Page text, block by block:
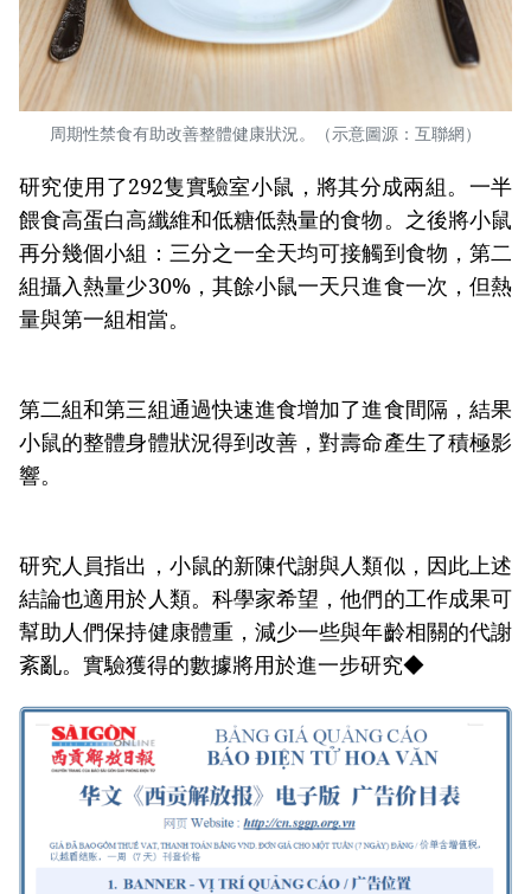
周期性禁食有助改善整體健康狀況。（示意圖源：互聯網）
研究使用了292隻實驗室小鼠，將其分成兩組。一半
餵食高蛋白高纖維和低糖低熱量的食物。之後將小鼠
再分幾個小組：三分之一全天均可接觸到食物，第二
組攝入熱量少30%，其餘小鼠一天只進食一次，但熱
量與第一組相當。
第二組和第三組通過快速進食增加了進食間隔，結果
小鼠的整體身體狀況得到改善，對壽命產生了積極影
響。
研究人員指出，小鼠的新陳代謝與人類似，因此上述
結論也適用於人類。科學家希望，他們的工作成果可
幫助人們保持健康體重，減少一些與年齡相關的代謝
紊亂。實驗獲得的數據將用於進一步研究◆